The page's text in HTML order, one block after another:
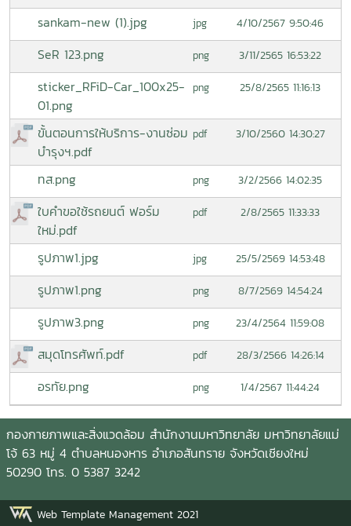
sankam-new (1).jpg jpg 4/10/2567 9:50:46
SeR 123.png png 3/11/2565 16:53:22
sticker_RFiD-Car_100x25-
01.png
png 25/8/2565 11:16:13
ขั้นตอนการให้บริการ-งานซ่อม
บำรุงฯ.pdf
pdf 3/10/2560 14:30:27
ทส.png png 3/2/2566 14:02:35
ใบคำขอใช้รถยนต์ ฟอร์ม
ใหม่.pdf
pdf 2/8/2565 11:33:33
รูปภาพ1.jpg jpg 25/5/2569 14:53:48
รูปภาพ1.png png 8/7/2569 14:54:24
รูปภาพ3.png png 23/4/2564 11:59:08
สมุดโทรศัพท์.pdf pdf 28/3/2566 14:26:14
อรทัย.png png 1/4/2567 11:44:24
กองกายภาพและสิ่งแวดล้อม สำนักงานมหาวิทยาลัย มหาวิทยาลัยแม่
โจ้ 63 หมู่ 4 ตำบลหนองหาร อำเภอสันทราย จังหวัดเชียงใหม่
50290 โทร. 0 5387 3242
Web Template Management 2021